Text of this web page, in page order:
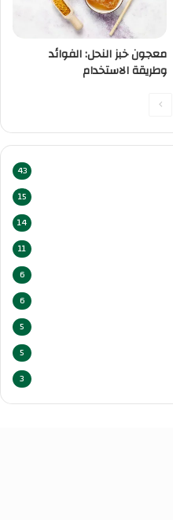
معجون خبز النحل: الفوائد
وطريقة الاستخدام
الصفحة
43
15
14
11
6
6
5
5
3